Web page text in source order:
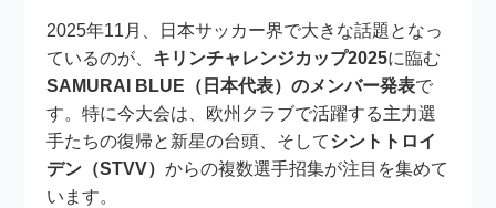
2025年11月、日本サッカー界で大きな話題となっ
ているのが、 キリンチャレンジカップ2025に臨む
SAMURAI BLUE（日本代表）のメンバー発表で
す。特に今大会は、欧州クラブで活躍する主力選
手たちの復帰と新星の台頭、そしてシントトロイ
デン（STVV）からの複数選手招集が注目を集めて
います。